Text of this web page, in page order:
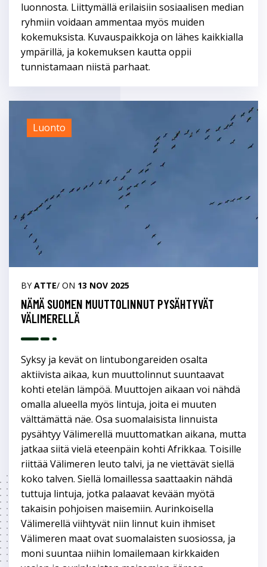
luonnosta. Liittymällä erilaisiin sosiaalisen median
ryhmiin voidaan ammentaa myös muiden
kokemuksista. Kuvauspaikkoja on lähes kaikkialla
ympärillä, ja kokemuksen kautta oppii
tunnistamaan niistä parhaat.
Luonto
BYATTE/ ON 13 NOV 2025
NÄMÄ SUOMEN MUUTTOLINNUT PYSÄHTYVÄT
VÄLIMERELLÄ
Syksy ja kevät on lintubongareiden osalta
aktiivista aikaa, kun muuttolinnut suuntaavat
kohti etelän lämpöä. Muuttojen aikaan voi nähdä
omalla alueella myös lintuja, joita ei muuten
välttämättä näe. Osa suomalaisista linnuista
pysähtyy Välimerellä muuttomatkan aikana, mutta
jatkaa siitä vielä eteenpäin kohti Afrikkaa. Toisille
riittää Välimeren leuto talvi, ja ne viettävät siellä
koko talven. Siellä lomaillessa saattaakin nähdä
tuttuja lintuja, jotka palaavat kevään myötä
takaisin pohjoisen maisemiin. Aurinkoisella
Välimerellä viihtyvät niin linnut kuin ihmiset
Välimeren maat ovat suomalaisten suosiossa, ja
moni suuntaa niihin lomailemaan kirkkaiden